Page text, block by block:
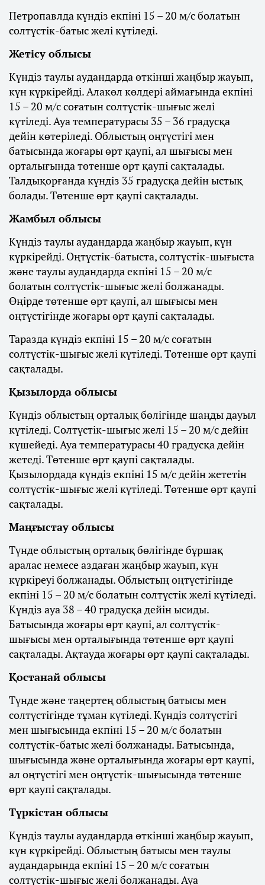
Петропавлда күндіз екпіні 15 – 20 м/с болатын
солтүстік-батыс желі күтіледі.
Жетісу облысы
Күндіз таулы аудандарда өткінші жаңбыр жауып,
күн күркірейді. Алакөл көлдері аймағында екпіні
15 – 20 м/с соғатын солтүстік-шығыс желі
күтіледі. Ауа температурасы 35 – 36 градусқа
дейін көтеріледі. Облыстың оңтүстігі мен
батысында жоғары өрт қаупі, ал шығысы мен
орталығында төтенше өрт қаупі сақталады.
Талдықорғанда күндіз 35 градусқа дейін ыстық
болады. Төтенше өрт қаупі сақталады.
Жамбыл облысы
Күндіз таулы аудандарда жаңбыр жауып, күн
күркірейді. Оңтүстік-батыста, солтүстік-шығыста
және таулы аудандарда екпіні 15 – 20 м/с
болатын солтүстік-шығыс желі болжанады.
Өңірде төтенше өрт қаупі, ал шығысы мен
оңтүстігінде жоғары өрт қаупі сақталады.
Таразда күндіз екпіні 15 – 20 м/с соғатын
солтүстік-шығыс желі күтіледі. Төтенше өрт қаупі
сақталады.
Қызылорда облысы
Күндіз облыстың орталық бөлігінде шаңды дауыл
күтіледі. Солтүстік-шығыс желі 15 – 20 м/с дейін
күшейеді. Ауа температурасы 40 градусқа дейін
жетеді. Төтенше өрт қаупі сақталады.
Қызылордада күндіз екпіні 15 м/с дейін жететін
солтүстік-шығыс желі күтіледі. Төтенше өрт қаупі
сақталады.
Маңғыстау облысы
Түнде облыстың орталық бөлігінде бұршақ
аралас немесе аздаған жаңбыр жауып, күн
күркіреуі болжанады. Облыстың оңтүстігінде
екпіні 15 – 20 м/с болатын солтүстік желі күтіледі.
Күндіз ауа 38 – 40 градусқа дейін ысиды.
Батысында жоғары өрт қаупі, ал солтүстік-
шығысы мен орталығында төтенше өрт қаупі
сақталады. Ақтауда жоғары өрт қаупі сақталады.
Қостанай облысы
Түнде және таңертең облыстың батысы мен
солтүстігінде тұман күтіледі. Күндіз солтүстігі
мен шығысында екпіні 15 – 20 м/с болатын
солтүстік-батыс желі болжанады. Батысында,
шығысында және орталығында жоғары өрт қаупі,
ал оңтүстігі мен оңтүстік-шығысында төтенше
өрт қаупі сақталады.
Түркістан облысы
Күндіз таулы аудандарда өткінші жаңбыр жауып,
күн күркірейді. Облыстың батысы мен таулы
аудандарында екпіні 15 – 20 м/с соғатын
солтүстік-шығыс желі болжанады. Ауа